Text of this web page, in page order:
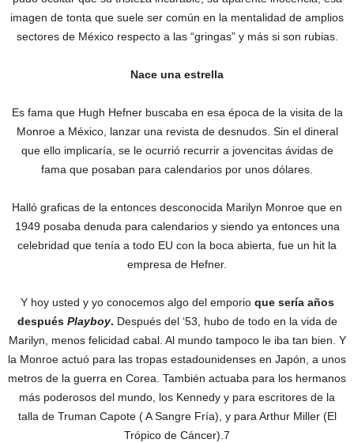
imagen de tonta que suele ser común en la mentalidad de amplios
sectores de México respecto a las “gringas” y más si son rubias.
Nace una estrella
Es fama que Hugh Hefner buscaba en esa época de la visita de la
Monroe a México, lanzar una revista de desnudos. Sin el dineral
que ello implicaría, se le ocurrió recurrir a jovencitas ávidas de
fama que posaban para calendarios por unos dólares.
Halló graficas de la entonces desconocida Marilyn Monroe que en
1949 posaba denuda para calendarios y siendo ya entonces una
celebridad que tenía a todo EU con la boca abierta, fue un hit la
empresa de Hefner.
Y hoy usted y yo conocemos algo del emporioque sería años
después Playboy. Después del ‘53, hubo de todo en la vida de
Marilyn, menos felicidad cabal. Al mundo tampoco le iba tan bien. Y
la Monroe actuó para las tropas estadounidenses en Japón, a unos
metros de la guerra en Corea. También actuaba para los hermanos
más poderosos del mundo, los Kennedy y para escritores de la
talla de Truman Capote ( A Sangre Fría), y para Arthur Miller (El
Trópico de Cáncer).7